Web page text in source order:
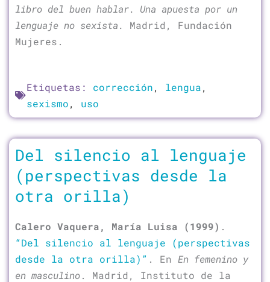
libro del buen hablar. Una apuesta por un
lenguaje no sexista.
Madrid, Fundación
Mujeres.
Etiquetas: corrección, lengua,
sexismo, uso
Del silencio al lenguaje
(perspectivas desde la
otra orilla)
Calero Vaquera, María Luisa (1999) .
“Del silencio al lenguaje (perspectivas
desde la otra orilla)” . En En femenino y
en masculino. Madrid, Instituto de la